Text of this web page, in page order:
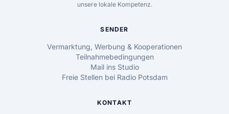
unsere lokale Kompetenz.
SENDER
Vermarktung, Werbung & Kooperationen
Teilnahmebedingungen
Mail ins Studio
Freie Stellen bei Radio Potsdam
KONTAKT